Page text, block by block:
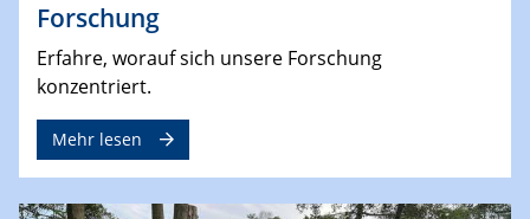
Forschung
Erfahre, worauf sich unsere Forschung
konzentriert.
Mehr lesen